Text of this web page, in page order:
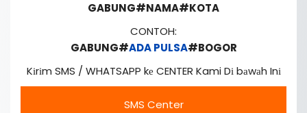
GABUNG#NAMA#KOTA
CONTOH:
GABUNG#ADA PULSA#BOGOR
Kіrіm SMS / WHATSAPP kе CENTER Kami Dі bаwаh Inі
SMS Center